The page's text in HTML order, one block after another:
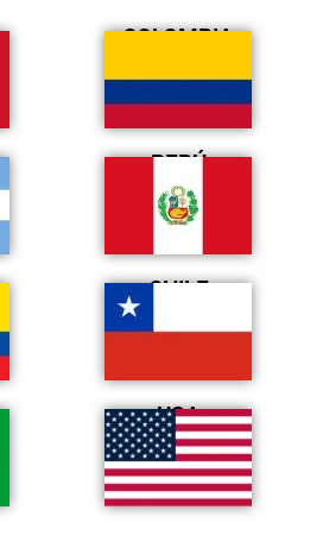
COLOMBIA
PERÚ
CHILE
USA